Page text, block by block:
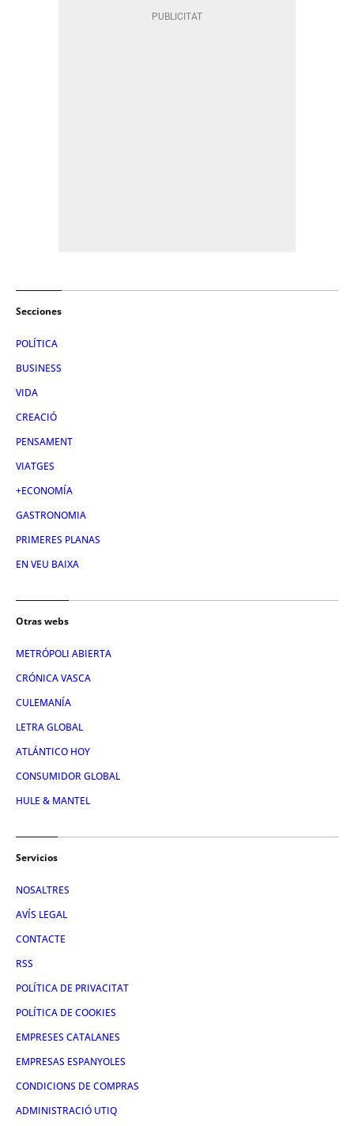
Secciones
POLÍTICA
BUSINESS
VIDA
CREACIÓ
PENSAMENT
VIATGES
+ECONOMÍA
GASTRONOMIA
PRIMERES PLANAS
EN VEU BAIXA
Otras webs
METRÓPOLI ABIERTA
CRÓNICA VASCA
CULEMANÍA
LETRA GLOBAL
ATLÁNTICO HOY
CONSUMIDOR GLOBAL
HULE & MANTEL
Servicios
NOSALTRES
AVÍS LEGAL
CONTACTE
RSS
POLÍTICA DE PRIVACITAT
POLÍTICA DE COOKIES
EMPRESES CATALANES
EMPRESAS ESPANYOLES
CONDICIONS DE COMPRAS
ADMINISTRACIÓ UTIQ